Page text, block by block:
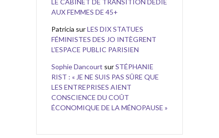
LE CABINET DE TRANSITION DÉDIÉ
AUX FEMMES DE 45+
Patricia surLES DIX STATUES
FÉMINISTES DES JO INTÈGRENT
L’ESPACE PUBLIC PARISIEN
Sophie Dancourt surSTÉPHANIE
RIST : « JE NE SUIS PAS SÛRE QUE
LES ENTREPRISES AIENT
CONSCIENCE DU COÛT
ÉCONOMIQUE DE LA MÉNOPAUSE »